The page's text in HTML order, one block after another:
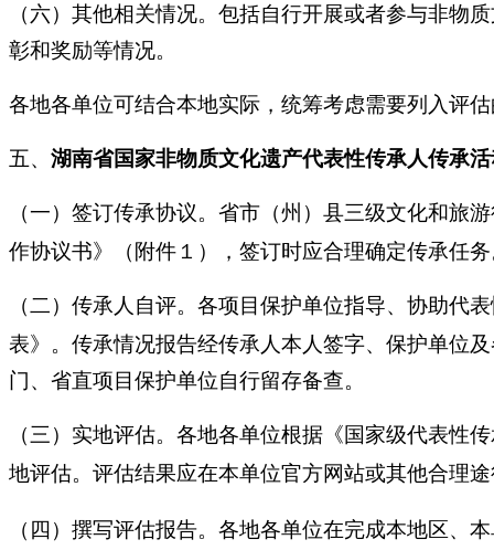
（六）其他相关情况。包括自行开展或者参与非物
彰和奖励等情况。
各地各单位可结合本地实际，统筹考虑需要列入评
五、 湖南省国家非物质文化遗产代表性传承人传承
（一）签订传承协议。省市（州）县三级文化和旅
作协议书》（附件１），签订时应合理确定传承任
（二）传承人自评。各项目保护单位指导、协助代
表》。传承情况报告经传承人本人签字、保护单位
门、省直项目保护单位自行留存备查。
（三）实地评估。各地各单位根据《国家级代表性
地评估。评估结果应在本单位官方网站或其他合理
（四）撰写评估报告。各地各单位在完成本地区、